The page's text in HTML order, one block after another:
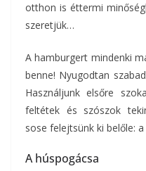
otthon is éttermi
szeretjük…
A hamburgert mindenki
benne! Nyugodtan
Használjunk elsőre
feltétek és szószok
sose felejtsünk ki belőle:
A húspogácsa